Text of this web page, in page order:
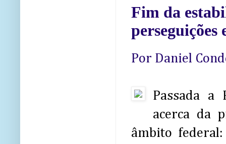
Fim da
Por Daniel
Passada a
acerca da
âmbito